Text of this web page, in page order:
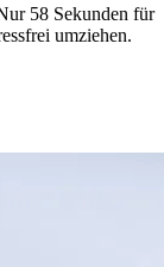
58 Sekunden für
umziehen.